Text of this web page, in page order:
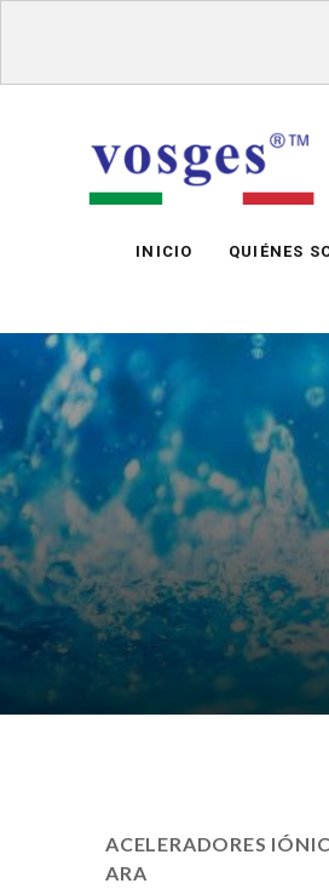
INICIO QUIÉNES
ACELERADORES
ARA